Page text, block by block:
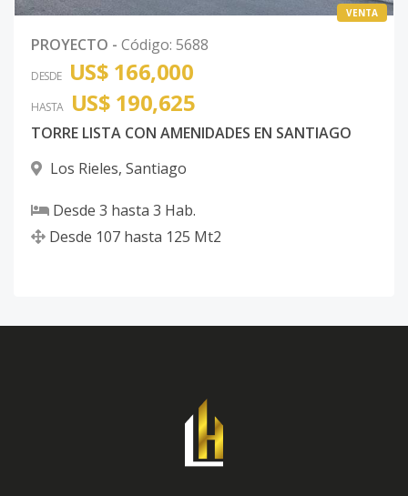
VENTA
PROYECTO - Código: 5688
DESDE US$ 166,000
HASTA US$ 190,625
TORRE LISTA CON AMENIDADES EN SANTIAGO
Los Rieles, Santiago
Desde 3 hasta 3 Hab.
Desde 107 hasta 125 Mt2